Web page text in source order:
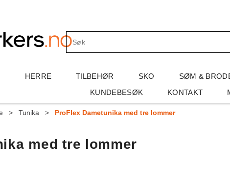
HERRE TILBEHØR SKO SØM &
KUNDEBESØK
KONTAKT
> Tunika > ProFlex Dametunika med tre lommer
med tre lommer